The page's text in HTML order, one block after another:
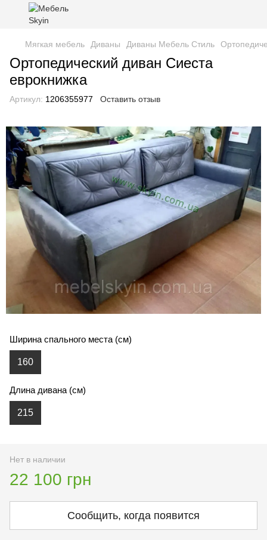
Мягкая мебель Диваны Диваны Мебель Стиль
Ортопедический диван Сиеста
еврокнижка
Артикул: 1206355977 Оставить отзыв
Ширина спального места (см)
160
Длина дивана (см)
215
Нет в наличии
22 100 грн
Сообщить, когда появится